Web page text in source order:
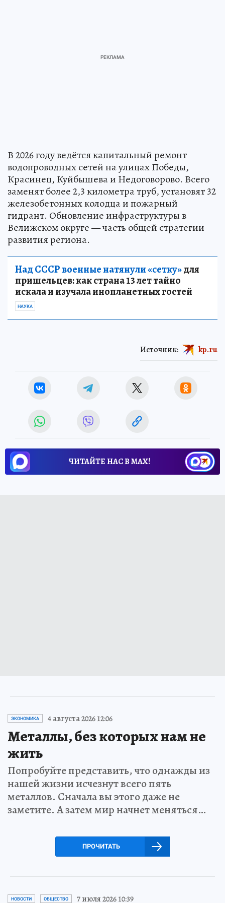
В 2026 году ведётся капитальный ремонт
водопроводных сетей на улицах Победы,
Красинец, Куйбышева и Недоговорово. Всего
заменят более 2,3 километра труб, установят 32
железобетонных колодца и пожарный
гидрант. Обновление инфраструктуры в
Велижском округе — часть общей стратегии
развития региона.
Над СССР военные натянули «сетку»для
пришельцев: как страна 13 лет тайно
искала и изучала инопланетных гостей
НАУКА
Источник: kp.ru
ЧИТАЙТЕ НАС В МАХ!
ЭКОНОМИКА 4 августа 2026 12:06
Металлы, без которых нам не
жить
Попробуйте представить, что однажды из
нашей жизни исчезнут всего пять
металлов. Сначала вы этого даже не
заметите. А затем мир начнет меняться…
ПРОЧИТАТЬ
НОВОСТИ ОБЩЕСТВО 7 июля 2026 10:39